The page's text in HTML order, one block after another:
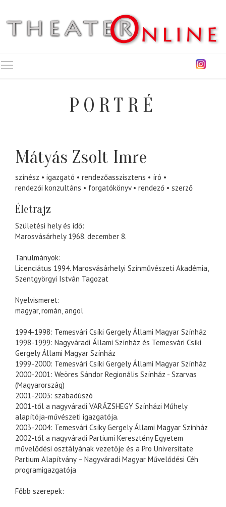
PORTRÉ
Mátyás Zsolt Imre
színész igazgató rendezőasszisztens
író
rendezői konzultáns
forgatókönyv rendező szerző
Életrajz
Születési hely és idő:
Marosvásárhely 1968. december 8.
Tanulmányok:
Licenciátus 1994. Marosvásárhelyi Színművészeti Akadémia,
Szentgyörgyi István Tagozat
Nyelvismeret:
magyar, román, angol
1994-1998: Temesvári Csíki Gergely Állami Magyar Színház
1998-1999: Nagyváradi Állami Színház és Temesvári Csíki
Gergely Állami Magyar Színház
1999-2000: Temesvári Csíki Gergely Állami Magyar Színház
2000-2001: Weöres Sándor Regionális Színház - Szarvas
(Magyarország)
2001-2003: szabadúszó
2001-től a nagyváradi VARÁZSHEGY Színházi Műhely
alapítója-művészeti igazgatója.
2003-2004: Temesvári Csíky Gergely Állami Magyar Színház
2002-től a nagyváradi Partiumi Keresztény Egyetem
művelődési osztályának vezetője és a Pro Universitate
Partium Alapítvány – Nagyváradi Magyar Művelődési Céh
programigazgatója
Főbb szerepek: